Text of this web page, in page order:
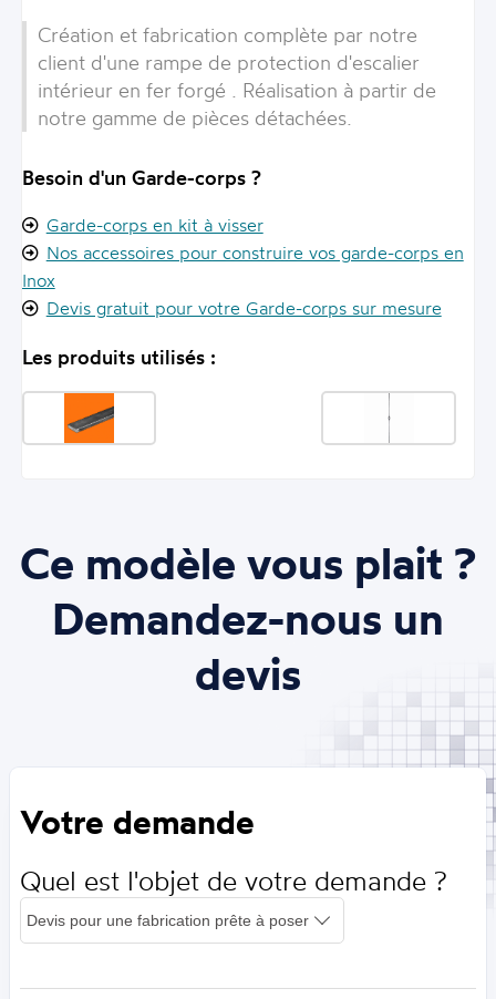
Création et fabrication complète par notre
client d'une rampe de protection d'escalier
intérieur en fer forgé . Réalisation à partir de
notre gamme de pièces détachées.
Besoin d'un Garde-corps ?
Garde-corps en kit à visser
Nos accessoires pour construire vos garde-corps en
Inox
Devis gratuit pour votre Garde-corps sur mesure
Les produits utilisés :
Ce modèle vous plait ?
Demandez-nous un
devis
Votre demande
Quel est l'objet de votre demande ?